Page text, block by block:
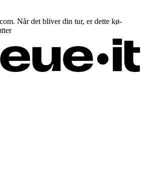
Når det bliver din tur, er dette kø-